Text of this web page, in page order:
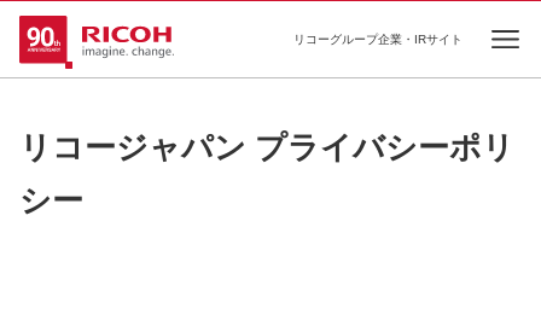
リコーグループ企業・IRサイト
リコージャパン プライバシーポリ
シー